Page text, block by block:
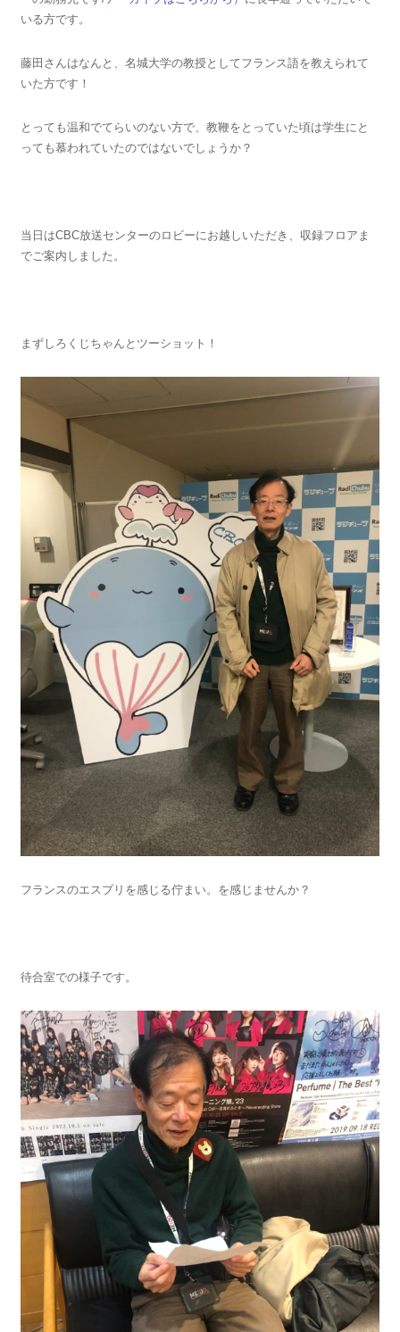
いる方です。
藤田さんはなんと、名城大学の教授としてフランス語を教えられて
いた方です！
とっても温和でてらいのない方で、教鞭をとっていた頃は学生にと
っても慕われていたのではないでしょうか？
当日はCBC放送センターのロビーにお越しいただき、収録フロアま
でご案内しました。
まずしろくじちゃんとツーショット！
フランスのエスプリを感じる佇まい。を感じませんか？
待合室での様子です。